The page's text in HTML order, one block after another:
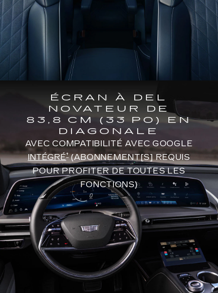
ÉCRAN À DEL
NOVATEUR DE
83,8 CM (33 PO) EN
DIAGONALE
AVEC COMPATIBILITÉ AVEC GOOGLE
INTÉGRÉ†(ABONNEMENT[S] REQUIS
POUR PROFITER DE TOUTES LES
FONCTIONS)